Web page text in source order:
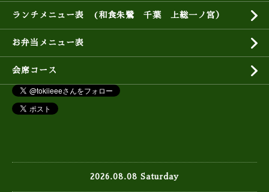
ランチメニュー表 (和食朱鷺 千葉 上総一ノ宮）
お弁当メニュー表
会席コース
2026.08.08 Saturday